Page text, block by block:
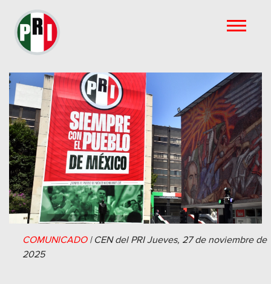
COMUNICADO| CEN del PRI Jueves, 27 de noviembre de
2025